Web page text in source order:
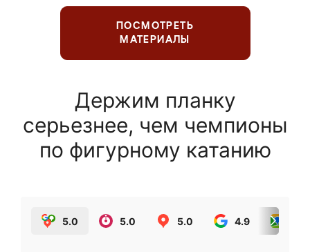
ПОСМОТРЕТЬ
МАТЕРИАЛЫ
Держим планку
серьезнее, чем чемпионы
по фигурному катанию
5.0 5.0 5.0 4.9